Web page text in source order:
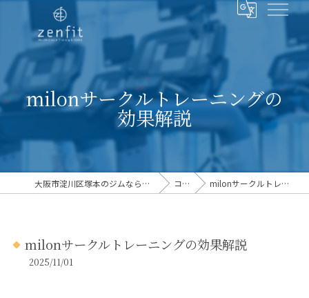
milonサークルトレーニングの
効果解説
大阪市淀川区塚本のジムならフィットネスクラブzenfit コラム milonサークルトレーニングの効果解説
milonサークルトレーニングの効果解説
2025/11/01